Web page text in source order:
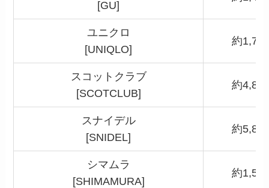
[GU]
ユニクロ
[UNIQLO]
約
スコットクラブ
[SCOTCLUB]
約
スナイデル
[SNIDEL]
約
シマムラ
[SHIMAMURA]
約